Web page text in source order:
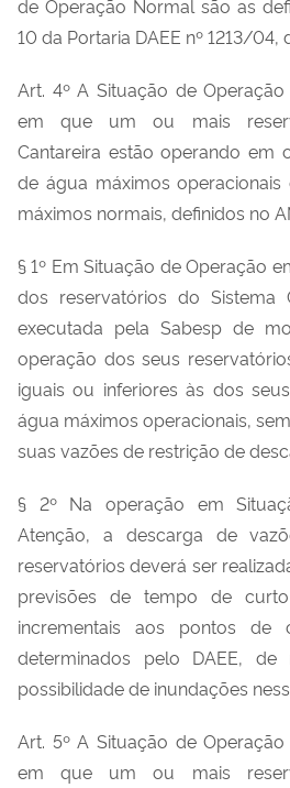
de Operação Normal são as
10 da Portaria DAEE nº 1213/
Art. 4º A Situação de
em que um ou mais
Cantareira estão operando em
de água máximos
máximos normais, definidos no
§ 1º Em Situação de Operação
dos reservatórios do Sistema
executada pela Sabesp de
operação dos seus
iguais ou inferiores às dos
água máximos operacionais,
suas vazões de restrição de
§ 2º Na operação em
Atenção, a descarga de
reservatórios deverá ser
previsões de tempo de
incrementais aos pontos de
determinados pelo DAEE,
possibilidade de inundações
Art. 5º A Situação de
em que um ou mais